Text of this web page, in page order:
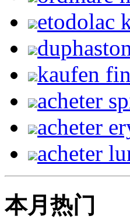
etodolac
kaufen
acheter
acheter
acheter
本月热门